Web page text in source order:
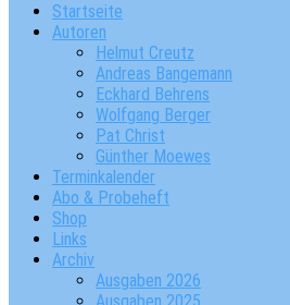
Startseite
Autoren
Helmut Creutz
Andreas Bangemann
Eckhard Behrens
Wolfgang Berger
Pat Christ
Günther Moewes
Terminkalender
Abo & Probeheft
Shop
Links
Archiv
Ausgaben 2026